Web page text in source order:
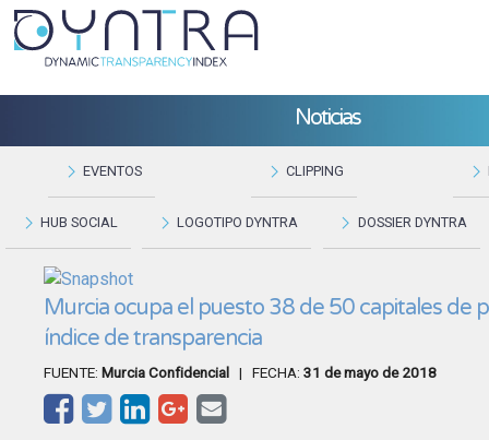
Noticias
EVENTOS CLIPPING
HUB SOCIAL LOGOTIPO DYNTRA DOSSIER DYNTRA
Murcia ocupa el puesto 38 de 50 capitales de
índice de transparencia
FUENTE: Murcia Confidencial | FECHA: 31 de mayo de 2018